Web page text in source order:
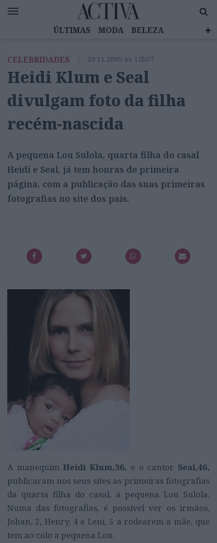
ÚLTIMAS MODA
BELEZA
EMOÇÕES
MULHERES INSPIRADORAS
DIZ QUEM SABE
ACTIVA BRAND STUDIO
CELEBRIDADES | 29.11.2009 às 12h57
Heidi Klum e Seal
divulgam foto da filha
recém-nascida
A pequena Lou Sulola, quarta filha do casal
Heidi e Seal, já tem honras de primeira
página, com a publicação das suas primeiras
fotografias no site dos pais.
A manequimHeidi Klum,36, e o cantorSeal,46,
publicaram nos seus sites as primeiras fotografias
da quarta filha do casal, a pequena Lou Sulola.
Numa das fotografias, é possível ver os irmãos,
Johan, 2, Henry, 4 e Leni, 5 a rodearem a mãe, que
tem ao colo a pequena Lou.